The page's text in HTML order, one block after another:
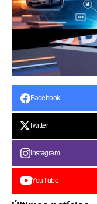
Facebook
Twitter
Instagram
YouTube